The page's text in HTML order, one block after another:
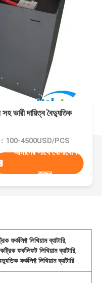
ভারী দায়িত্ব বৈদ্যুতিক
100-4500USD/PCS
আমাদের সাথে যোগাযোগ
করুন
ফর্কলিফ্ট লিথিয়াম ব্যাটারি,
ফর্কলিফট লিথিয়াম ব্যাটারি,
ফর্কলিফ্ট লিথিয়াম ব্যাটারি